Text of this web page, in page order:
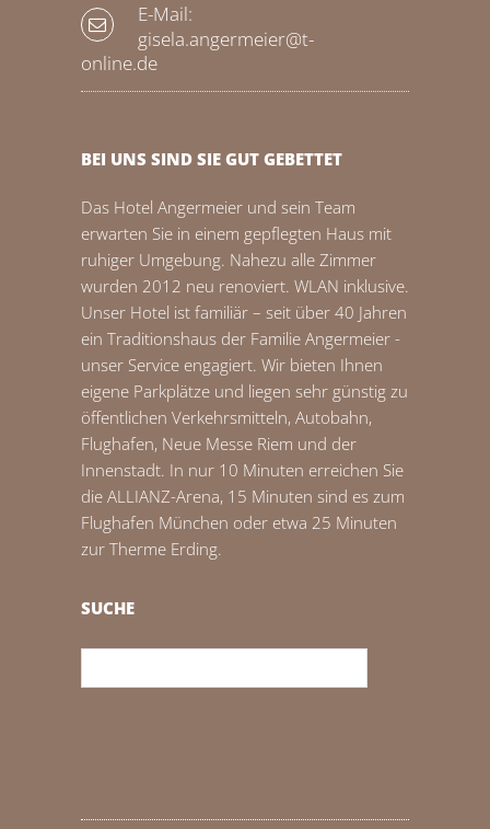
E-Mail:
gisela.angermeier@t-
online.de
BEI UNS SIND SIE GUT GEBETTET
Das Hotel Angermeier und sein Team
erwarten Sie in einem gepflegten Haus mit
ruhiger Umgebung. Nahezu alle Zimmer
wurden 2012 neu renoviert. WLAN inklusive.
Unser Hotel ist familiär – seit über 40 Jahren
ein Traditionshaus der Familie Angermeier -
unser Service engagiert. Wir bieten Ihnen
eigene Parkplätze und liegen sehr günstig zu
öffentlichen Verkehrsmitteln, Autobahn,
Flughafen, Neue Messe Riem und der
Innenstadt. In nur 10 Minuten erreichen Sie
die ALLIANZ-Arena, 15 Minuten sind es zum
Flughafen München oder etwa 25 Minuten
zur Therme Erding.
SUCHE